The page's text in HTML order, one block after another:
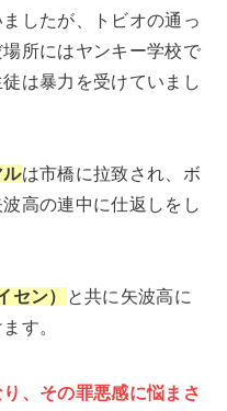
したが、トビオの通っ
所にはヤンキー学校で
は暴力を受けていまし
ルは市橋に拉致され、ボ
高の連中に仕返しをし
セン）
と共に矢波高に
す。
、その罪悪感に悩まさ